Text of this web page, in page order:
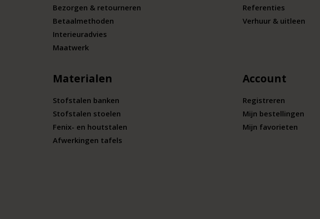
Bezorgen & retourneren
Betaalmethoden
Interieuradvies
Maatwerk
Materialen
Stofstalen banken
Stofstalen stoelen
Fenix- en houtstalen
Afwerkingen tafels
Referenties
Verhuur & uitleen
Account
Registreren
Mijn bestellingen
Mijn favorieten